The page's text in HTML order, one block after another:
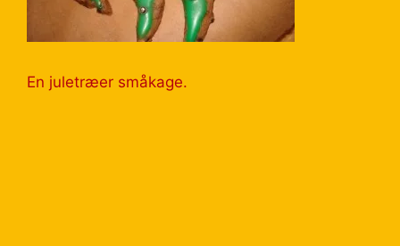
En juletræer småkage.